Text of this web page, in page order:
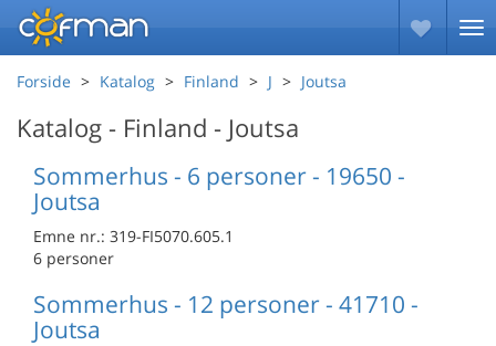
Forside Katalog Finland J Joutsa
Katalog - Finland - Joutsa
Sommerhus - 6 personer - 19650 -
Joutsa
Emne nr.: 319-FI5070.605.1
6 personer
Sommerhus - 12 personer - 41710 -
Joutsa